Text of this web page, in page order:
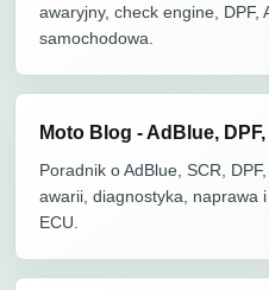
awaryjny, check engine, DPF,
samochodowa.
Moto Blog - AdBlue,
Poradnik o AdBlue, SCR,
awarii, diagnostyka, naprawa
ECU.